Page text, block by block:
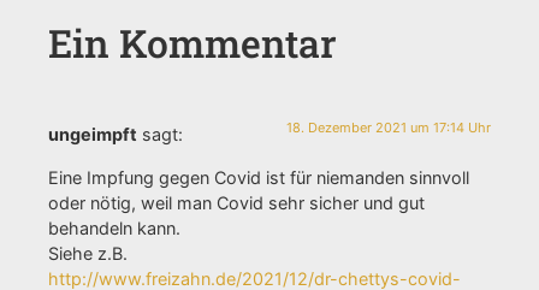
Ein Kommentar
ungeimpft sagt: 18. Dezember 2021 um 17:14 Uhr
Eine Impfung gegen Covid ist für niemanden sinnvoll
oder nötig, weil man Covid sehr sicher und gut
behandeln kann.
Siehe z.B.
http://www.freizahn.de/2021/12/dr-chettys-covid-